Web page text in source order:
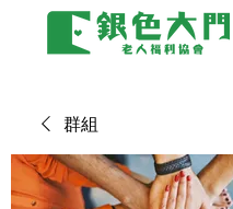
群組